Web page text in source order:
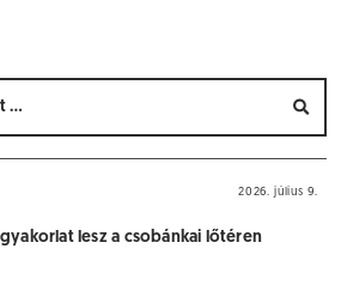
2026. július 9.
lesz a csobánkai lőtéren